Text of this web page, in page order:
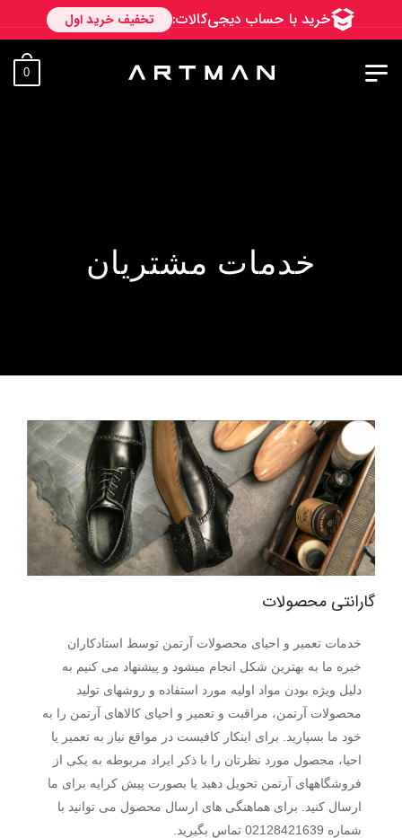
0
خدمات مشتریان
گارانتی محصولات
خدمات تعمیر و احیای محصولات آرتمن توسط استادکاران
خبره ما به بهترین شکل انجام میشود و پیشنهاد می کنیم به
دلیل ویژه بودن مواد اولیه مورد استفاده و روشهای تولید
محصولات آرتمن، مراقبت و تعمیر و احیای کالاهای آرتمن را به
خود ما بسپارید. برای اینکار کافیست در مواقع نیاز به تعمیر یا
احیا، محصول مورد نظرتان را با ذکر ایراد مربوطه به یکی از
فروشگاههای آرتمن تحویل دهید یا بصورت پیش کرایه برای ما
ارسال کنید. برای هماهنگی های ارسال محصول می توانید با
شماره 02128421639 تماس بگیرید.